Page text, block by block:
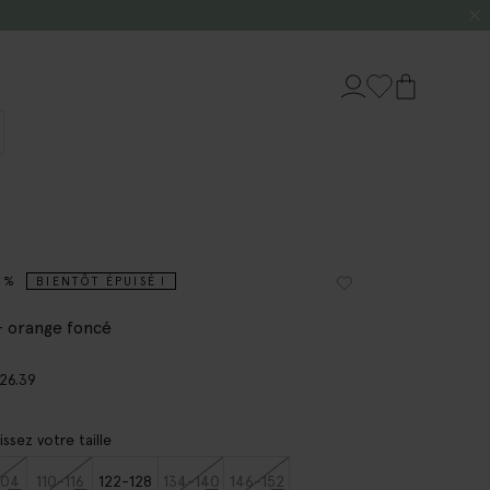
BIENTÔT ÉPUISÉ !
orange foncé
26.39
votre taille
110-116 122-128 134-140 146-152